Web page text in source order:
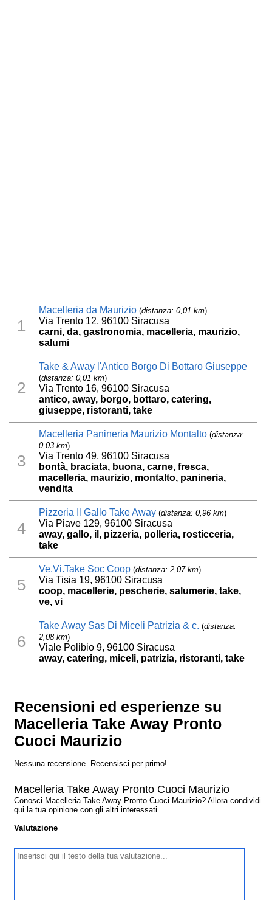
1
Macelleria da Maurizio (distanza: 0,01 km)
Via Trento 12, 96100 Siracusa
carni, da, gastronomia, macelleria, maurizio,
salumi
2
Take & Away l'Antico Borgo Di Bottaro Giuseppe
(distanza: 0,01 km)
Via Trento 16, 96100 Siracusa
antico, away, borgo, bottaro, catering,
giuseppe, ristoranti, take
3
Macelleria Panineria Maurizio Montalto (distanza:
0,03 km)
Via Trento 49, 96100 Siracusa
bontà, braciata, buona, carne, fresca,
macelleria, maurizio, montalto, panineria,
vendita
4
Pizzeria Il Gallo Take Away (distanza: 0,96 km)
Via Piave 129, 96100 Siracusa
away, gallo, il, pizzeria, polleria, rosticceria,
take
5
Ve.Vi.Take Soc Coop (distanza: 2,07 km)
Via Tisia 19, 96100 Siracusa
coop, macellerie, pescherie, salumerie, take,
ve, vi
6
Take Away Sas Di Miceli Patrizia & c. (distanza:
2,08 km)
Viale Polibio 9, 96100 Siracusa
away, catering, miceli, patrizia, ristoranti, take
Recensioni ed esperienze su
Macelleria Take Away Pronto
Cuoci Maurizio
Nessuna recensione. Recensisci per primo!
Macelleria Take Away Pronto Cuoci Maurizio
Conosci Macelleria Take Away Pronto Cuoci Maurizio? Allora condividi
qui la tua opinione con gli altri interessati.
Valutazione